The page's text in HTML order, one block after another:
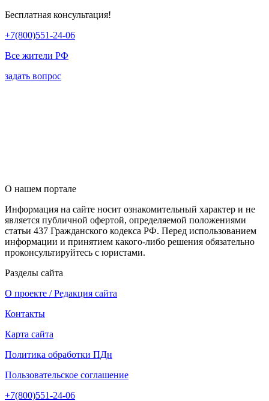
Бесплатная консультация!
+7(800)551-24-06
Все жители РФ
задать вопрос
О нашем портале
Информация на сайте носит ознакомительный характер и не
является публичной офертой, определяемой положениями
статьи 437 Гражданского кодекса РФ. Перед использованием
информации и принятием какого-либо решения обязательно
проконсультируйтесь с юристами.
Разделы сайта
О проекте / Редакция сайта
Контакты
Карта сайта
Политика обработки ПДн
Пользовательское соглашение
+7(800)551-24-06